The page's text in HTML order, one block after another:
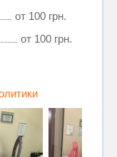
от 100 грн.
от 100 грн.